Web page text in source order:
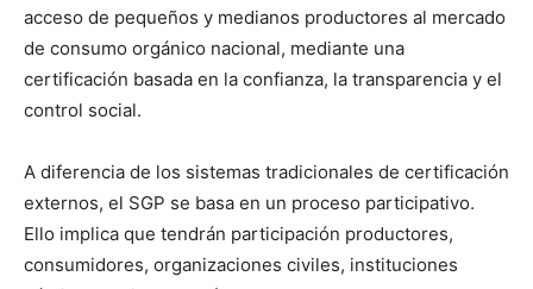
acceso de pequeños y medianos productores al mercado
de consumo orgánico nacional, mediante una
certificación basada en la confianza, la transparencia y el
control social.
A diferencia de los sistemas tradicionales de certificación
externos, el SGP se basa en un proceso participativo.
Ello implica que tendrán participación productores,
consumidores, organizaciones civiles, instituciones